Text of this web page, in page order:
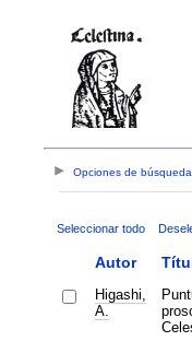
Opciones de
Seleccionar todo
Autor
Higashi,
A.